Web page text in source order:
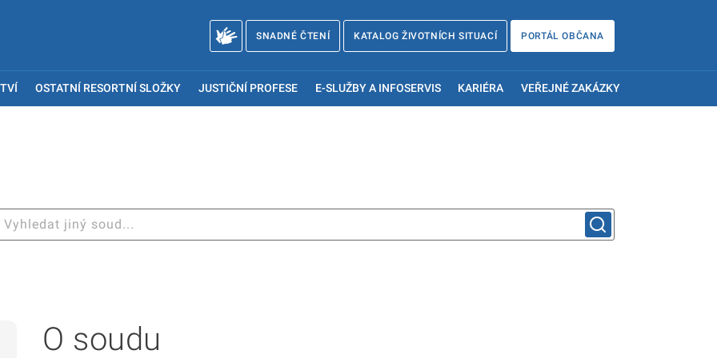
SNADNÉ ČTENÍ KATALOG ŽIVOTNÍCH SITUACÍ PORTÁL OBČANA
OSTATNÍ RESORTNÍ SLOŽKY JUSTIČNÍ PROFESE E-SLUŽBY A INFOSERVIS KARIÉRA VEŘEJNÉ ZAKÁZKY
O soudu